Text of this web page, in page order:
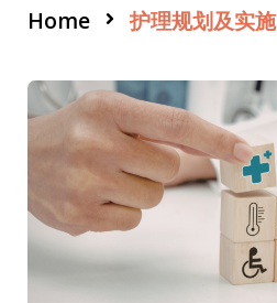
Home 护理规划及实施